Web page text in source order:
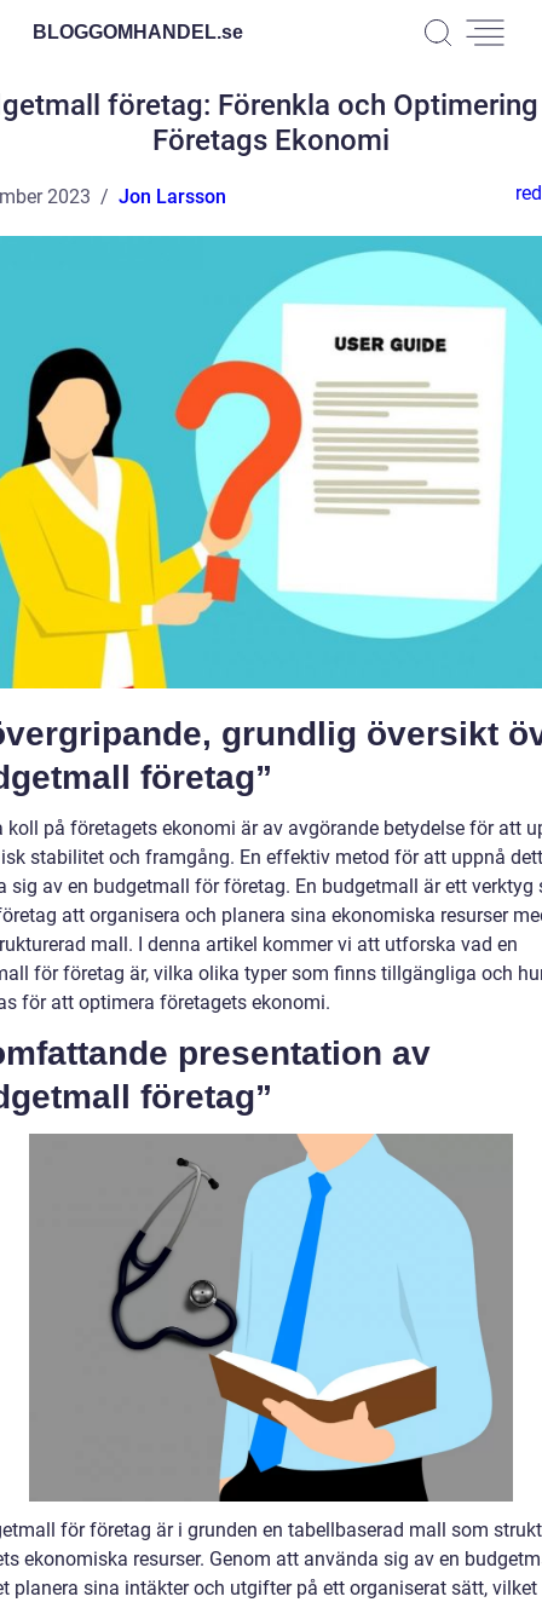
BLOGGOMHANDEL.se
företag: Förenkla och
Företags Ekonomi
2023 Jon Larsson
grundlig översikt
företag”
koll på företagets ekonomi är av avgörande betydelse för att
stabilitet och framgång. En effektiv metod för att uppnå
sig av en budgetmall för företag. En budgetmall är ett verktyg
att organisera och planera sina ekonomiska resurser
mall. I denna artikel kommer vi att utforska vad en
för företag är, vilka olika typer som finns tillgängliga och
för att optimera företagets ekonomi.
presentation av
företag”
för företag är i grunden en tabellbaserad mall som
ekonomiska resurser. Genom att använda sig av en
planera sina intäkter och utgifter på ett organiserat sätt, vilket